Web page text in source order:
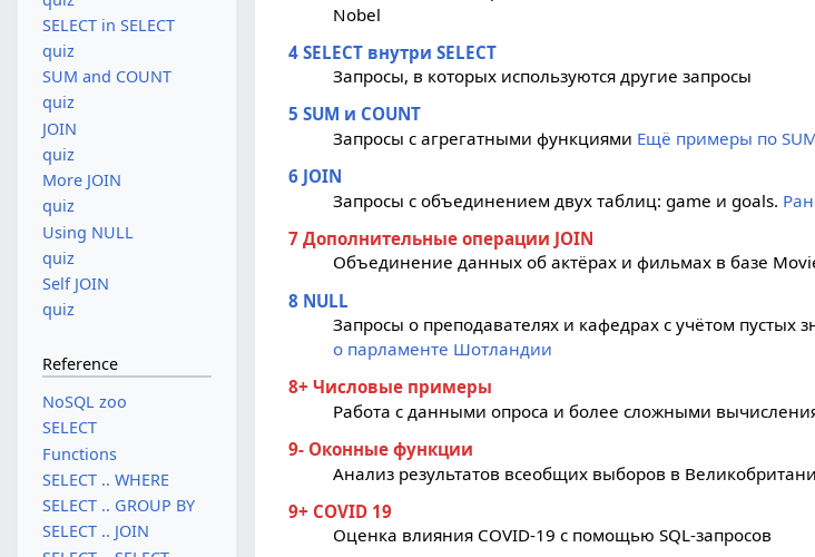
Nobel
4 SELECT внутри SELECT
Запросы, в которых используются другие запросы
5 SUM и COUNT
Запросы с агрегатными функциями Ещё примеры по
6 JOIN
Запросы с объединением двух таблиц: game и goals.
7 Дополнительные операции JOIN
Объединение данных об актёрах и фильмах в базе
8 NULL
Запросы о преподавателях и кафедрах с учётом пустых
о парламенте Шотландии
8+ Числовые примеры
Работа с данными опроса и более сложными
9- Оконные функции
Анализ результатов всеобщих выборов в
9+ COVID 19
Оценка влияния COVID-19 с помощью SQL-запросов
SELECT in SELECT
quiz
SUM and COUNT
quiz
JOIN
quiz
More JOIN
quiz
Using NULL
quiz
Self JOIN
quiz
Reference
NoSQL zoo
SELECT
Functions
SELECT .. WHERE
SELECT .. GROUP BY
SELECT .. JOIN